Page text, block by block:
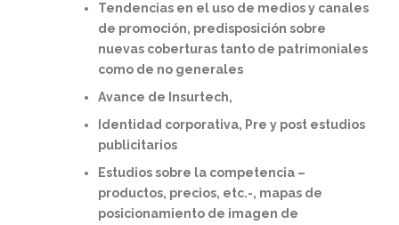
Tendencias en el uso de medios y canales
de promoción, predisposición sobre
nuevas coberturas tanto de patrimoniales
como de no generales
Avance de Insurtech,
Identidad corporativa, Pre y post estudios
publicitarios
Estudios sobre la competencia –
productos, precios, etc.-, mapas de
posicionamiento de imagen de